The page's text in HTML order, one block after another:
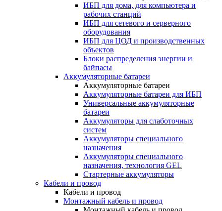
ИБП для дома, для компьютера и
рабочих станций
ИБП для сетевого и серверного
оборудования
ИБП для ЦОД и производственных
объектов
Блоки распределения энергии и
байпасы
Аккумуляторные батареи
Аккумуляторные батареи
Аккумуляторные батареи для ИБП
Универсальные аккумуляторные
батареи
Аккумуляторы для слаботочных
систем
Аккумуляторы специального
назначения
Аккумуляторы специального
назначения, технология GEL
Стартерные аккумуляторы
Кабели и провод
Кабели и провод
Монтажный кабель и провод